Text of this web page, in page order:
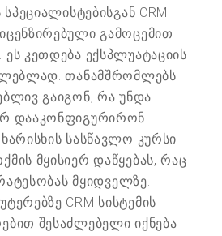
CRM
გამოცემით
კეთდება ექსპლუატაციის
თანამშრომლებს
გაიგონ, რა უნდა
დააკონფიგურირონ
სასწავლო კურსი
მყისიერ დაწყებას, რაც
მყიდველზე.
CRM სისტემის
შესაძლებელი იქნება